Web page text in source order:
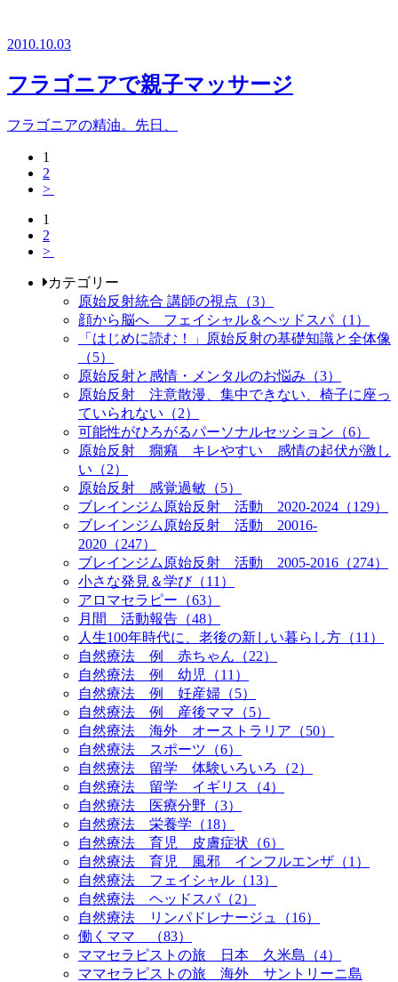
2010.10.03
フラゴニアで親子マッサージ
フラゴニアの精油。先日、
1
2
>
1
2
>
カテゴリー
原始反射統合 講師の視点（3）
顔から脳へ フェイシャル＆ヘッドスパ（1）
「はじめに読む！」原始反射の基礎知識と全体像
（5）
原始反射と感情・メンタルのお悩み（3）
原始反射 注意散漫、集中できない、椅子に座っ
ていられない（2）
可能性がひろがるパーソナルセッション（6）
原始反射 癇癪 キレやすい 感情の起伏が激し
い（2）
原始反射 感覚過敏（5）
ブレインジム原始反射 活動 2020-2024（129）
ブレインジム原始反射 活動 20016-
2020（247）
ブレインジム原始反射 活動 2005-2016（274）
小さな発見＆学び（11）
アロマセラピー（63）
月間 活動報告（48）
人生100年時代に、老後の新しい暮らし方（11）
自然療法 例 赤ちゃん（22）
自然療法 例 幼児（11）
自然療法 例 妊産婦（5）
自然療法 例 産後ママ（5）
自然療法 海外 オーストラリア（50）
自然療法 スポーツ（6）
自然療法 留学 体験いろいろ（2）
自然療法 留学 イギリス（4）
自然療法 医療分野（3）
自然療法 栄養学（18）
自然療法 育児 皮膚症状（6）
自然療法 育児 風邪 インフルエンザ（1）
自然療法 フェイシャル（13）
自然療法 ヘッドスパ（2）
自然療法 リンパドレナージュ（16）
働くママ （83）
ママセラピストの旅 日本 久米島（4）
ママセラピストの旅 海外 サントリーニ島